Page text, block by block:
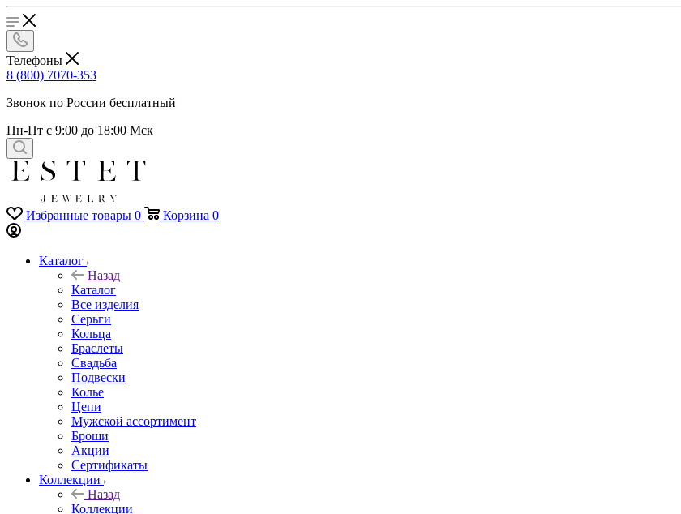
Телефоны
8 (800) 7070-353
Звонок по России бесплатный
Пн-Пт с 9:00 до 18:00 Мск
Избранные товары 0 Корзина 0
Каталог
Назад
Каталог
Все изделия
Серьги
Кольца
Браслеты
Свадьба
Подвески
Колье
Цепи
Мужской ассортимент
Броши
Акции
Сертификаты
Коллекции
Назад
Коллекции